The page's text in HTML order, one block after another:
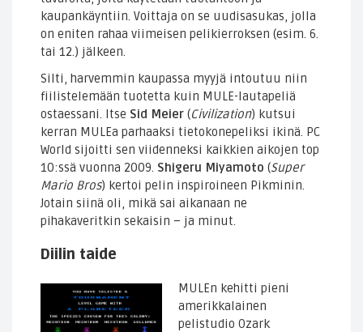
kaupankäyntiin. Voittaja on se uudisasukas, jolla
on eniten rahaa viimeisen pelikierroksen (esim. 6.
tai 12.) jälkeen.
Silti, harvemmin kaupassa myyjä intoutuu niin
fiilistelemään tuotetta kuin MULE-lautapeliä
ostaessani. Itse Sid Meier (Civilization) kutsui
kerran MULEa parhaaksi tietokonepeliksi ikinä. PC
World sijoitti sen viidenneksi kaikkien aikojen top
10:ssä vuonna 2009. Shigeru Miyamoto (Super
Mario Bros) kertoi pelin inspiroineen Pikminin.
Jotain siinä oli, mikä sai aikanaan ne
pihakaveritkin sekaisin – ja minut.
Diilin taide
MULEn kehitti pieni
amerikkalainen
pelistudio Ozark